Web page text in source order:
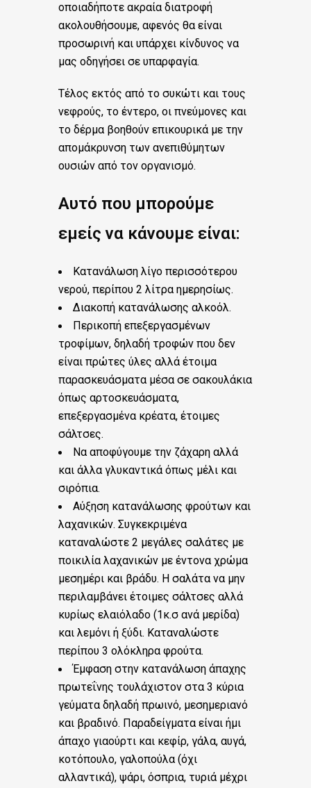
οποιαδήποτε ακραία διατροφή
ακολουθήσουμε, αφενός θα είναι
προσωρινή και υπάρχει κίνδυνος να
μας οδηγήσει σε υπαρφαγία.
Τέλος εκτός από το συκώτι και τους
νεφρούς, το έντερο, οι πνεύμονες και
το δέρμα βοηθούν επικουρικά με την
απομάκρυνση των ανεπιθύμητων
ουσιών από τον οργανισμό.
Αυτό που μπορούμε
εμείς να κάνουμε είναι:
Κατανάλωση λίγο περισσότερου
νερού, περίπου 2 λίτρα ημερησίως.
Διακοπή κατανάλωσης αλκοόλ.
Περικοπή επεξεργασμένων
τροφίμων, δηλαδή τροφών που δεν
είναι πρώτες ύλες αλλά έτοιμα
παρασκευάσματα μέσα σε σακουλάκια
όπως αρτοσκευάσματα,
επεξεργασμένα κρέατα, έτοιμες
σάλτσες.
Να αποφύγουμε την ζάχαρη αλλά
και άλλα γλυκαντικά όπως μέλι και
σιρόπια.
Αύξηση κατανάλωσης φρούτων και
λαχανικών. Συγκεκριμένα
καταναλώστε 2 μεγάλες σαλάτες με
ποικιλία λαχανικών με έντονα χρώμα
μεσημέρι και βράδυ. Η σαλάτα να μην
περιλαμβάνει έτοιμες σάλτσες αλλά
κυρίως ελαιόλαδο (1κ.σ ανά μερίδα)
και λεμόνι ή ξύδι. Καταναλώστε
περίπου 3 ολόκληρα φρούτα.
Έμφαση στην κατανάλωση άπαχης
πρωτεΐνης τουλάχιστον στα 3 κύρια
γεύματα δηλαδή πρωινό, μεσημεριανό
και βραδινό. Παραδείγματα είναι ήμι
άπαχο γιαούρτι και κεφίρ, γάλα, αυγά,
κοτόπουλο, γαλοπούλα (όχι
αλλαντικά), ψάρι, όσπρια, τυριά μέχρι